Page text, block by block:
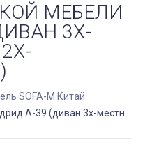
МЕБЕЛИ
3Х-
SOFA-M Китай
А-39 (диван 3х-местн